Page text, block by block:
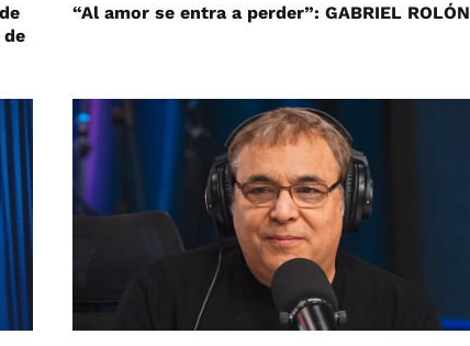
de
“Al amor se entra a perder”: GABRIEL ROLÓN